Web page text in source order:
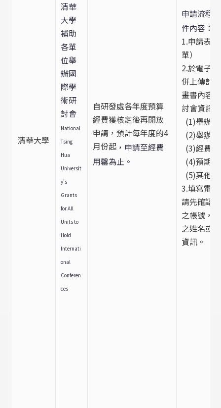
清華大學
清華
大學
補助
各單
位舉
辦國
際學
術研
討會
National
Tsing
Hua
Universit
y's
Grants
for All
Units to
Hold
Internati
onal
Conferen
ces
自研發處各年度預算
經費獲核定後再開放
申請，預計每年度的4
月份起 ，申請至經費
用罄為止。
申請流程
件內容：
1.申請表
單）
2.於電子
併上傳計
畫書內容
討會資訊
(1)舉辦
(2)舉辦
(3)經費
(4)預期
(5)其他
3.填寫電
請先確認
之帳號，
之姓名或
資訊。